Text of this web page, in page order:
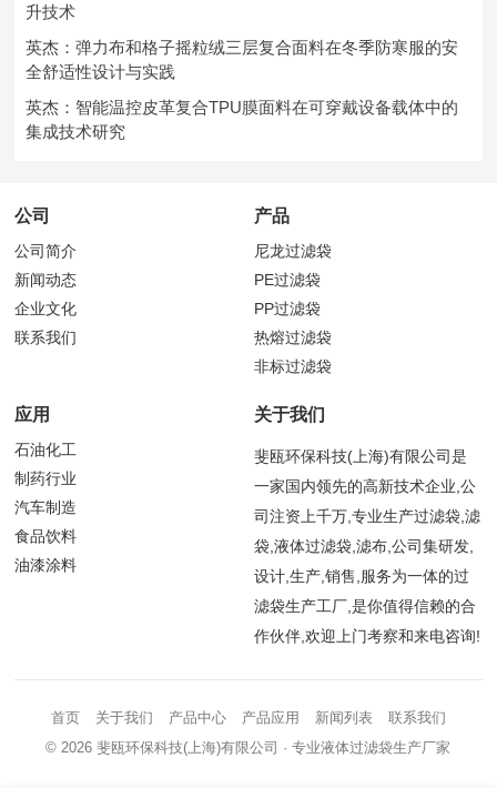
升技术
英杰：弹力布和格子摇粒绒三层复合面料在冬季防寒服的安
全舒适性设计与实践
英杰：智能温控皮革复合TPU膜面料在可穿戴设备载体中的
集成技术研究
公司
公司简介
新闻动态
企业文化
联系我们
产品
尼龙过滤袋
PE过滤袋
PP过滤袋
热熔过滤袋
非标过滤袋
应用
石油化工
制药行业
汽车制造
食品饮料
油漆涂料
关于我们
斐瓯环保科技(上海)有限公司是
一家国内领先的高新技术企业,公
司注资上千万,专业生产过滤袋,滤
袋,液体过滤袋,滤布,公司集研发,
设计,生产,销售,服务为一体的过
滤袋生产工厂,是你值得信赖的合
作伙伴,欢迎上门考察和来电咨询!
首页 关于我们 产品中心 产品应用 新闻列表
联系我们
© 2026斐瓯环保科技(上海)有限公司 · 专业液体过滤袋生产厂家